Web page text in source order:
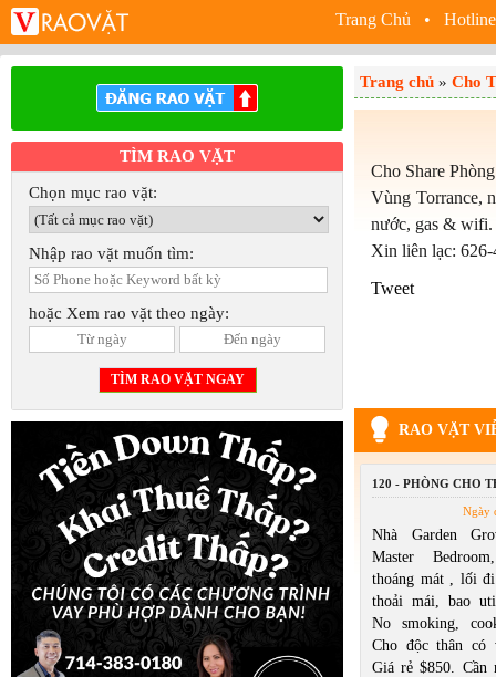
Trang Chủ •
TÌM RAO VẶT
Chọn mục rao vặt:
Nhập rao vặt muốn tìm:
hoặc Xem rao vặt theo ngày:
Trang chủ » Cho
Cho Share Phòng
Vùng Torrance,
nước, gas &
Xin liên lạc:
Tweet
RAO VẶT
120 - PHÒNG CHO
Ngày
Nhà Garden
Master
thoáng mát , lối
thoải mái, bao
No smoking,
Cho độc thân có
Giá rẻ $850. Cần